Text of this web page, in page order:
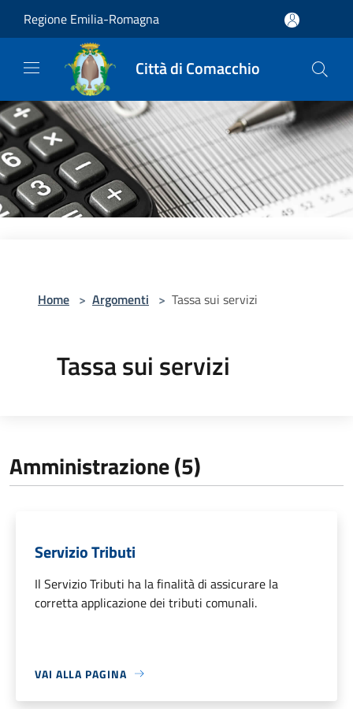
Regione Emilia-Romagna
Città di Comacchio
Home > Argomenti > Tassa sui servizi
Tassa sui servizi
Amministrazione (5)
Servizio Tributi
Il Servizio Tributi ha la finalità di assicurare la
corretta applicazione dei tributi comunali.
VAI ALLA PAGINA